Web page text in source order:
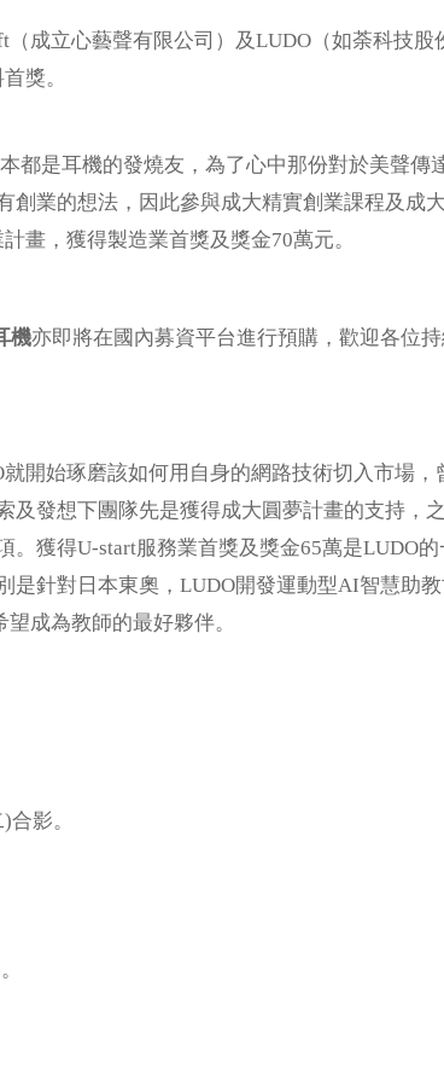
立心藝聲有限公司）及LUDO（如荼科技股
獎。
是耳機的發燒友，為了心中那份對於美聲傳
業的想法，因此參與成大精實創業課程及成
畫，獲得製造業首獎及獎金70萬元。
機亦即將在國內募資平台進行預購，歡迎各位
始琢磨該如何用自身的網路技術切入市場，
發想下團隊先是獲得成大圓夢計畫的支持，
獲得U-start服務業首獎及獎金65萬是LUDO
針對日本東奧，LUDO開發運動型AI智慧助
成為教師的最好夥伴。
影。